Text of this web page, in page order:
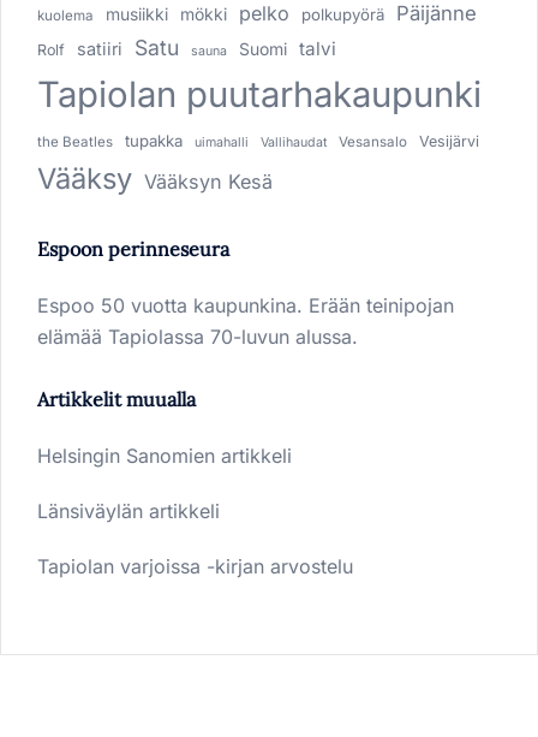
kuolema musiikki mökki pelko polkupyörä Päijänne
Rolf satiiri Satu sauna Suomi talvi
Tapiolan puutarhakaupunki
the Beatles tupakka uimahalli Vallihaudat Vesansalo Vesijärvi
Vääksy Vääksyn Kesä
Espoon perinneseura
Espoo 50 vuotta kaupunkina. Erään teinipojan
elämää Tapiolassa 70-luvun alussa.
Artikkelit muualla
Helsingin Sanomien artikkeli
Länsiväylän artikkeli
Tapiolan varjoissa -kirjan arvostelu